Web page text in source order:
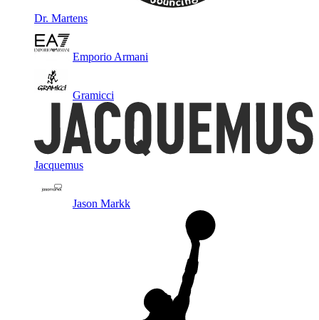
Dr. Martens
Emporio Armani
Gramicci
Jacquemus
Jason Markk